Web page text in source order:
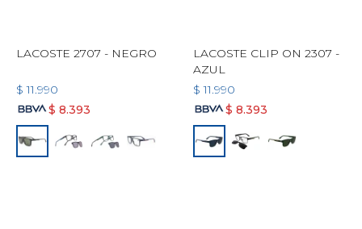
LACOSTE 2707 - NEGRO
$ 11.990
$ 8.393
LACOSTE CLIP ON 2307 -
AZUL
$ 11.990
$ 8.393